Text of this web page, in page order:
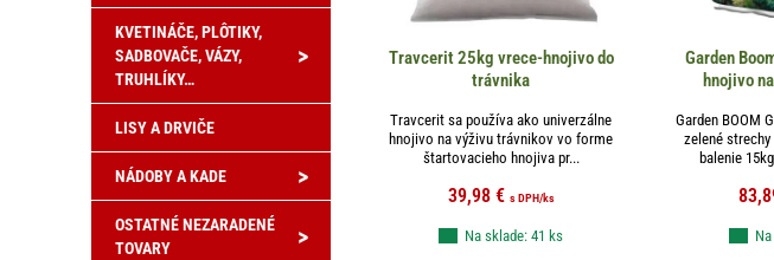
Travcerit 25kg vrece-hnojivo do
trávnika
Travcerit sa používa ako univerzálne
hnojivo na výživu trávnikov vo forme
štartovacieho hnojiva pr...
39,98 € s DPH/ks
Na sklade: 41 ks
Garden
hnojivo
Garden BOOM
zelené strechy
balenie
>
KVETINÁČE, PLÔTIKY,
SADBOVAČE, VÁZY,
TRUHLÍKY…
LISY A DRVIČE
>
NÁDOBY A KADE
>
OSTATNÉ NEZARADENÉ
TOVARY